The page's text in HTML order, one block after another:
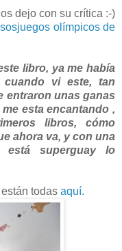
dejo con su crítica :-)
olímpicos de
libro, ya me había
vi este, tan
entraron unas ganas
esta encantando ,
libros, cómo
ahora va, y con una
está superguay lo
todas aquí.